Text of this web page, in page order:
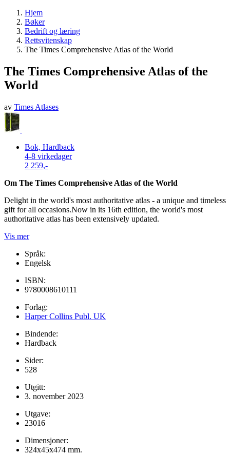
Hjem
Bøker
Bedrift og læring
Rettsvitenskap
The Times Comprehensive Atlas of the World
The Times Comprehensive Atlas of the
World
av Times Atlases
Bok, Hardback
4-8 virkedager
2 259,-
Om The Times Comprehensive Atlas of the World
Delight in the world's most authoritative atlas - a unique and timeless
gift for all occasions.Now in its 16th edition, the world's most
authoritative atlas has been extensively updated.
Vis mer
Språk:
Engelsk
ISBN:
9780008610111
Forlag:
Harper Collins Publ. UK
Bindende:
Hardback
Sider:
528
Utgitt:
3. november 2023
Utgave:
23016
Dimensjoner:
324x45x474 mm.